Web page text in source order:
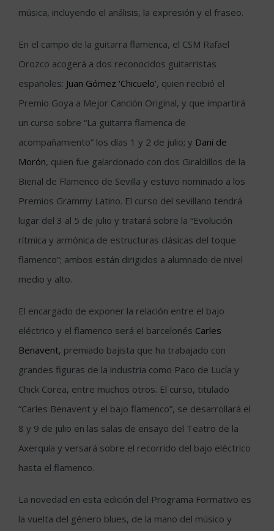
música, incluyendo el análisis, la expresión y el fraseo.
En el campo de la guitarra flamenca, el CSM Rafael
Orozco acogerá a dos reconocidos guitarristas
españoles: Juan Gómez ‘Chicuelo’, quien recibió el
Premio Goya a Mejor Canción Original, y que impartirá
un curso sobre “La guitarra flamenca de
acompañamiento” los días 1 y 2 de julio; y Dani de
Morón, quien fue galardonado con dos Giraldillos de la
Bienal de Flamenco de Sevilla y estuvo nominado a los
Premios Grammy Latino. El curso del sevillano tendrá
lugar del 3 al 5 de julio y tratará sobre la “Evolución
rítmica y armónica de estructuras clásicas del toque
flamenco”; ambos están dirigidos a alumnado de nivel
medio y alto.
El encargado de exponer la relación entre el bajo
eléctrico y el flamenco será el barcelonés Carles
Benavent, premiado bajista que ha trabajado con
grandes figuras de la industria como Paco de Lucía y
Chick Corea, entre muchos otros. El curso, titulado
“Carles Benavent y el bajo flamenco”, se desarrollará el
8 y 9 de julio en las salas de ensayo del Teatro de la
Axerquía y versará sobre el recorrido del bajo eléctrico
hasta el flamenco.
La novedad en esta edición del Programa Formativo es
la vuelta del género blues, de la mano del músico y